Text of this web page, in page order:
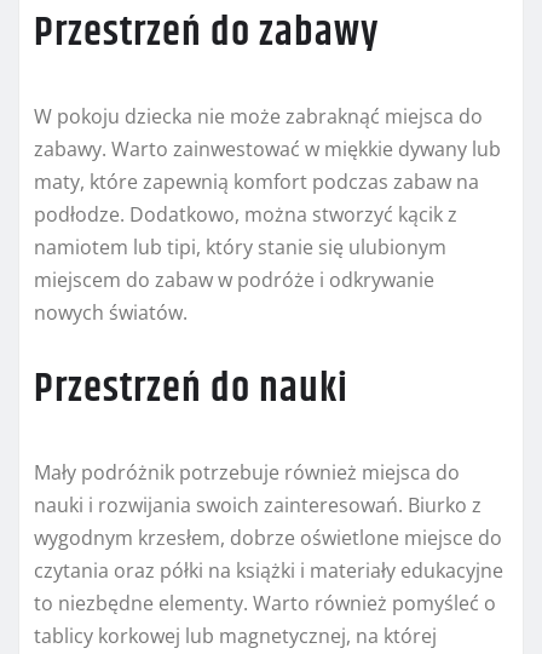
Przestrzeń do zabawy
W pokoju dziecka nie może zabraknąć miejsca do
zabawy. Warto zainwestować w miękkie dywany lub
maty, które zapewnią komfort podczas zabaw na
podłodze. Dodatkowo, można stworzyć kącik z
namiotem lub tipi, który stanie się ulubionym
miejscem do zabaw w podróże i odkrywanie
nowych światów.
Przestrzeń do nauki
Mały podróżnik potrzebuje również miejsca do
nauki i rozwijania swoich zainteresowań. Biurko z
wygodnym krzesłem, dobrze oświetlone miejsce do
czytania oraz półki na książki i materiały edukacyjne
to niezbędne elementy. Warto również pomyśleć o
tablicy korkowej lub magnetycznej, na której